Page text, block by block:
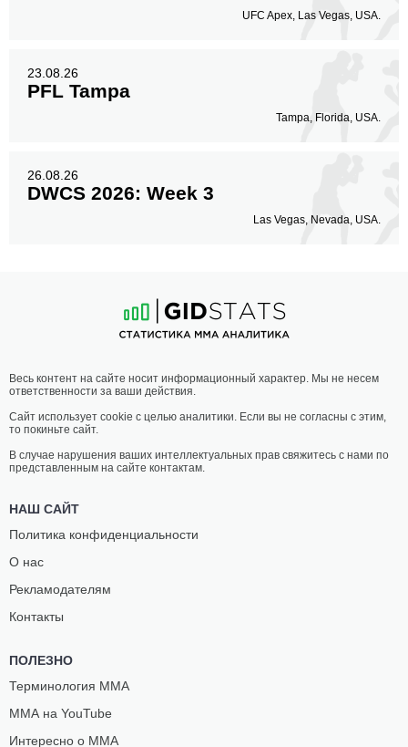
UFC Apex, Las Vegas, USA.
23.08.26
PFL Tampa
Tampa, Florida, USA.
26.08.26
DWCS 2026: Week 3
Las Vegas, Nevada, USA.
Весь контент на сайте носит информационный характер. Мы не несем
ответственности за ваши действия.
Сайт использует cookie с целью аналитики. Если вы не согласны с этим,
то покиньте сайт.
В случае нарушения ваших интеллектуальных прав свяжитесь с нами по
представленным на сайте контактам.
НАШ САЙТ
Политика конфиденциальности
О нас
Рекламодателям
Контакты
ПОЛЕЗНО
Терминология ММА
ММА на YouTube
Интересно о ММА